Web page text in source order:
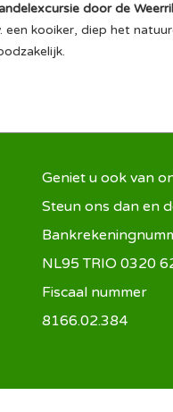
door de
kooiker, diep het
Geniet u ook van
Steun ons dan en
NL95 TRIO 0320
Fiscaal nummer
8166.02.384